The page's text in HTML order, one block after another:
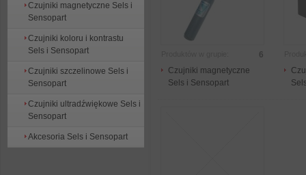
Czujniki magnetyczne Sels i
Sensopart
Czujniki koloru i kontrastu
Sels i Sensopart
Czujniki szczelinowe Sels i
Sensopart
Czujniki ultradźwiękowe Sels i
Sensopart
Akcesoria Sels i Sensopart
6
Czujniki magnetyczne
Sels i Sensopart